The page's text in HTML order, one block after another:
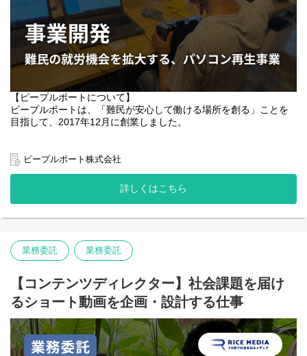
【ピープルポートについて】
ピープルポートは、「難民が安心して働ける場所を創る」ことを
目指して、2017年12月に創業しました。
はもちろん、他の地域からも毎年多くの人々が日本へ避難してき
ています。
ただ、避難後の支援は十分とはいえず、自分たちで自立して生き
ていかなければなりません。「日本語」という言葉の壁が大きく
立ちはだかり、経済的に困窮し、社会的に孤立した生活を送って
いる人たちがこの日本にも多くいます。
ピープルポートは、「日本語」が話せなくても働けるように、そ
して、難民が保護される対象ではなく地域社会に貢献する人材に
業に取り組んでいます。
一方的な「支援」ではなく、「一緒に働ける仲間である」という
ことを大切に、難民当事者と一緒のオフィスで肩を並べて働きな
がら、事業に取り組んでいます。
「働くことは生きること」
ピープルポート株式会社
詳しくはこちら
業務委託 業務委託
【コンテンツディレクター】社会課題を届け
るショート動画を企画・設計する仕事